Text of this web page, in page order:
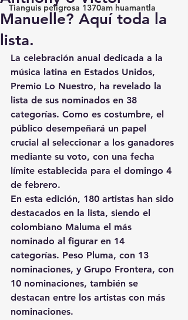
Tianguis peligrosa 1370am huamantla
Manuelle? Aquí toda la
lista.
La celebración anual dedicada a la
música latina en Estados Unidos,
Premio Lo Nuestro, ha revelado la
lista de sus nominados en 38
categorías. Como es costumbre, el
público desempeñará un papel
crucial al seleccionar a los ganadores
mediante su voto, con una fecha
límite establecida para el domingo 4
de febrero.
En esta edición, 180 artistas han sido
destacados en la lista, siendo el
colombiano Maluma el más
nominado al figurar en 14
categorías. Peso Pluma, con 13
nominaciones, y Grupo Frontera, con
10 nominaciones, también se
destacan entre los artistas con más
nominaciones.